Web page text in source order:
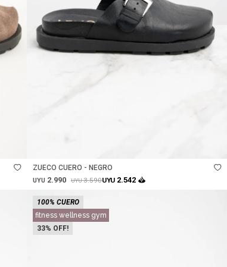
ZUECO CUERO - NEGRO
UYU 2.990 UYU3.590UYU 2.542
33
100% CUERO
fitness wellness gym